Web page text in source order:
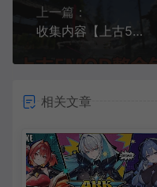
上一篇：
收集内容【上古5MOD整合】走十上古5v3.0免安装版解压运行
相关文章